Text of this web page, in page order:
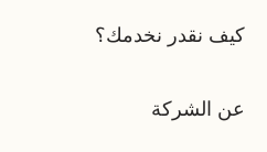
كيف نقدر نخدمك؟
عن الشركة